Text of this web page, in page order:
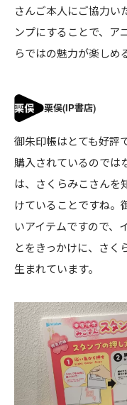
さんご本人にご協力い
ンプにすることで、ア
らではの魅力が楽しめ
御朱印帳はとても好評
購入されているのでは
は、さくらみこさんを
けていることですね。
いアイテムですので、
とをきっかけに、さく
生まれています。